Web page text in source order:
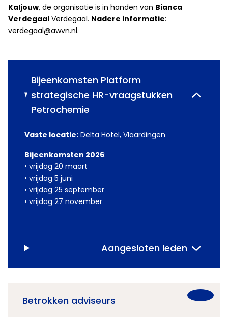
Kaljouw, de organisatie is in handen van Bianca
Verdegaal Verdegaal. Nadere informatie:
verdegaal@awvn.nl.
Bijeenkomsten Platform
strategische HR-vraagstukken
Petrochemie
Vaste locatie: Delta Hotel, Vlaardingen
Bijeenkomsten 2026:
• vrijdag 20 maart
• vrijdag 5 juni
• vrijdag 25 september
• vrijdag 27 november
Aangesloten leden
Betrokken adviseurs